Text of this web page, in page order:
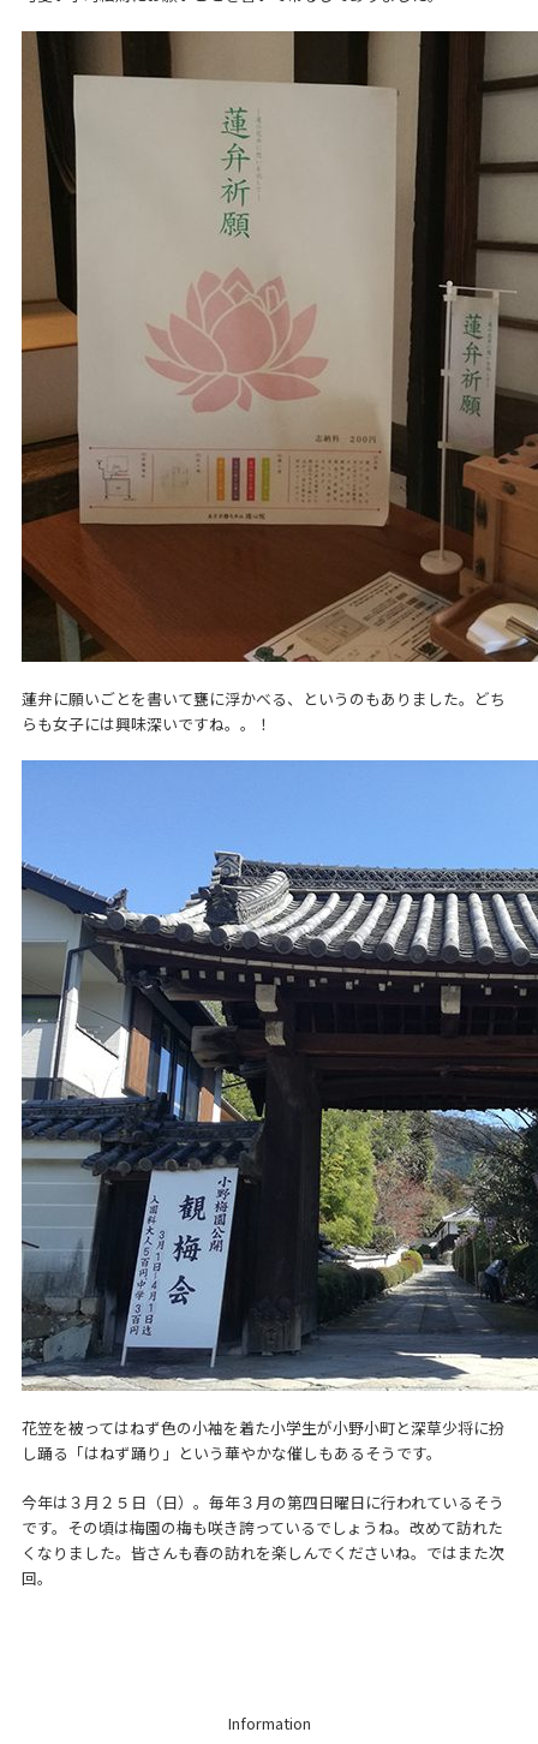
蓮弁に願いごとを書いて甕に浮かべる、というのもありました。どち
らも女子には興味深いですね。。！
花笠を被ってはねず色の小袖を着た小学生が小野小町と深草少将に扮
し踊る「はねず踊り」という華やかな催しもあるそうです。
今年は３月２５日（日）。毎年３月の第四日曜日に行われているそう
です。その頃は梅園の梅も咲き誇っているでしょうね。改めて訪れた
くなりました。皆さんも春の訪れを楽しんでくださいね。ではまた次
回。
Information